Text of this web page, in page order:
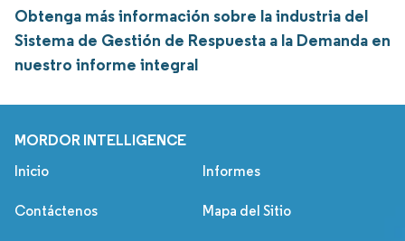
Obtenga más información sobre la industria del
Sistema de Gestión de Respuesta a la Demanda en
nuestro informe integral
MORDOR INTELLIGENCE
Inicio Informes
Contáctenos Mapa del Sitio